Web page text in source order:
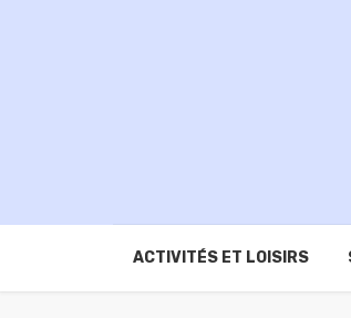
ACTIVITÉS ET LOISIRS